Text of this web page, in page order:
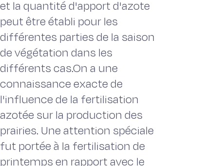
et la quantité d'apport d'azote
peut être établi pour les
différentes parties de la saison
de végétation dans les
différents cas.On a une
connaissance exacte de
l'influence de la fertilisation
azotée sur la production des
prairies. Une attention spéciale
fut portée à la fertilisation de
printemps en rapport avec le